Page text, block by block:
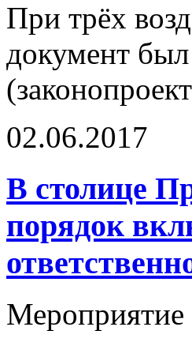
При трёх
документ
02.06.2017
В столице
порядок
Мероприятие